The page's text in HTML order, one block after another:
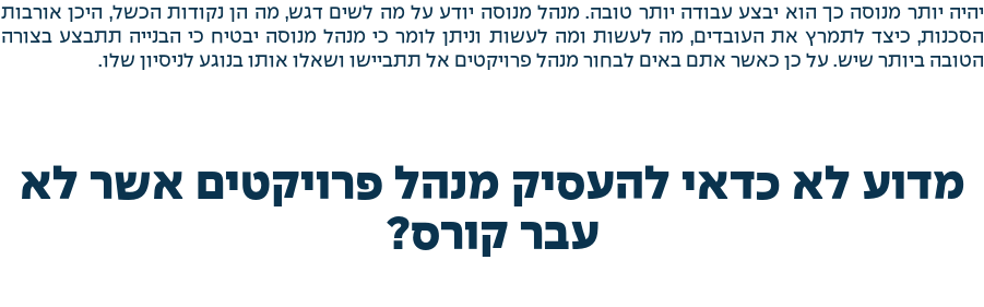
יהיה יותר מנוסה כך הוא יבצע עבודה יותר טובה. מנהל מנוסה יודע על מה לשים דגש, מה הן נקודות הכשל, היכן אורבות
הסכנות, כיצד לתמרץ את העובדים, מה לעשות ומה לעשות וניתן לומר כי מנהל מנוסה יבטיח כי הבנייה תתבצע בצורה
הטובה ביותר שיש. על כן כאשר אתם באים לבחור מנהל פרויקטים אל תתביישו ושאלו אותו בנוגע לניסיון שלו.
מדוע לא כדאי להעסיק מנהל פרויקטים אשר לא
עבר קורס?